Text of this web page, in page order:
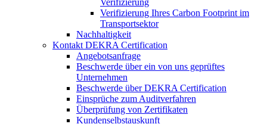
Verifizierung
Verifizierung Ihres Carbon Footprint im
Transportsektor
Nachhaltigkeit
Kontakt DEKRA Certification
Angebotsanfrage
Beschwerde über ein von uns geprüftes
Unternehmen
Beschwerde über DEKRA Certification
Einsprüche zum Auditverfahren
Überprüfung von Zertifikaten
Kundenselbstauskunft